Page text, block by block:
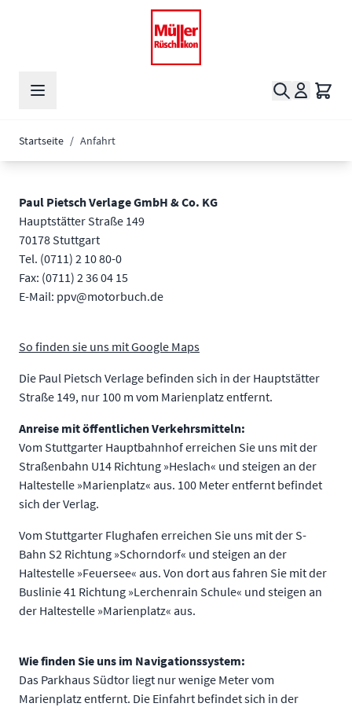
Suche
Startseite / Anfahrt
Paul Pietsch Verlage GmbH & Co. KG
Hauptstätter Straße 149
70178 Stuttgart
Tel. (0711) 2 10 80-0
Fax: (0711) 2 36 04 15
E-Mail: ppv@motorbuch.de
So finden sie uns mit Google Maps
Die Paul Pietsch Verlage befinden sich in der Hauptstätter
Straße 149, nur 100 m vom Marienplatz entfernt.
Anreise mit öffentlichen Verkehrsmitteln:
Vom Stuttgarter Hauptbahnhof erreichen Sie uns mit der
Straßenbahn U14 Richtung »Heslach« und steigen an der
Haltestelle »Marienplatz« aus. 100 Meter entfernt befindet
sich der Verlag.
Vom Stuttgarter Flughafen erreichen Sie uns mit der S-
Bahn S2 Richtung »Schorndorf« und steigen an der
Haltestelle »Feuersee« aus. Von dort aus fahren Sie mit der
Buslinie 41 Richtung »Lerchenrain Schule« und steigen an
der Haltestelle »Marienplatz« aus.
Wie finden Sie uns im Navigationssystem:
Das Parkhaus Südtor liegt nur wenige Meter vom
Marienplatz entfernt. Die Einfahrt befindet sich in der